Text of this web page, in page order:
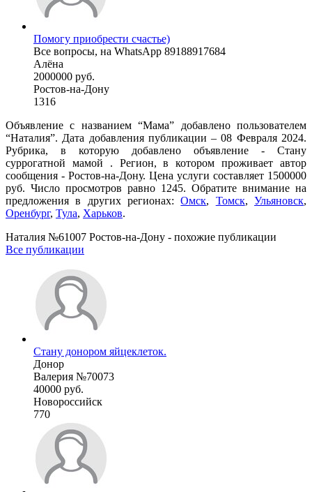
Помогу приобрести счастье)
Все вопросы, на WhatsApp 89188917684
Алёна
2000000 руб.
Ростов-на-Дону
1316
Объявление с названием “Мама” добавлено пользователем
“Наталия”. Дата добавления публикации – 08 Февраля 2024.
Рубрика, в которую добавлено объявление - Cтану
суррогатной мамой . Регион, в котором проживает автор
сообщения - Ростов-на-Дону. Цена услуги составляет 1500000
руб. Число просмотров равно 1245. Обратите внимание на
предложения в других регионах:Омск, Томск,Ульяновск,
Оренбург, Тула, Харьков.
Наталия №61007 Ростов-на-Дону - похожие публикации
Все публикации
Стану донором яйцеклеток.
Донор
Валерия №70073
40000 руб.
Новороссийск
770